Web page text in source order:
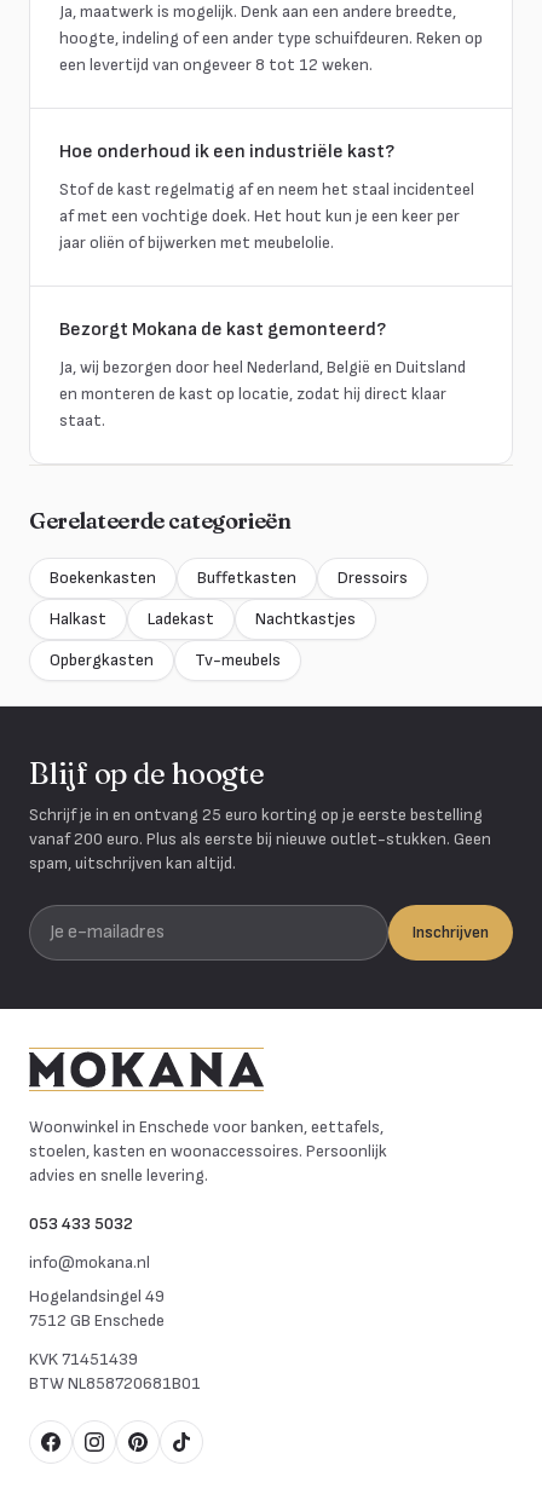
Ja, maatwerk is mogelijk. Denk aan een andere breedte,
hoogte, indeling of een ander type schuifdeuren. Reken op
een levertijd van ongeveer 8 tot 12 weken.
Hoe onderhoud ik een industriële kast?
Stof de kast regelmatig af en neem het staal incidenteel
af met een vochtige doek. Het hout kun je een keer per
jaar oliën of bijwerken met meubelolie.
Bezorgt Mokana de kast gemonteerd?
Ja, wij bezorgen door heel Nederland, België en Duitsland
en monteren de kast op locatie, zodat hij direct klaar
staat.
Gerelateerde categorieën
Boekenkasten Buffetkasten
Dressoirs
Halkast
Ladekast
Nachtkastjes
Opbergkasten
Tv-meubels
Blijf op de hoogte
Schrijf je in en ontvang 25 euro korting op je eerste bestelling
vanaf 200 euro. Plus als eerste bij nieuwe outlet-stukken. Geen
spam, uitschrijven kan altijd.
Je e-mailadres
Inschrijven
Woonwinkel in Enschede voor banken, eettafels,
stoelen, kasten en woonaccessoires. Persoonlijk
advies en snelle levering.
053 433 5032
info@mokana.nl
Hogelandsingel 49
7512 GB Enschede
KVK71451439
BTWNL858720681B01
FacebookInstagram
Pinterest
TikTok